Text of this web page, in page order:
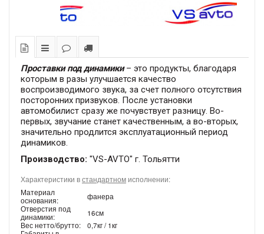
Проставки под динамики– это продукты, благодаря
которым в разы улучшается качество
воспроизводимого звука, за счет полного отсутствия
посторонних призвуков. После установки
автомобилист сразу же почувствует разницу. Во-
первых, звучание станет качественным, а во-вторых,
значительно продлится эксплуатационный период
динамиков.
Производство: "VS-AVTO" г. Тольятти
Характеристики встандартномисполнении:
Материал
основания:
фанера
Отверстия под
динамики:
16см
Вес нетто/брутто:
0,7кг / 1кг